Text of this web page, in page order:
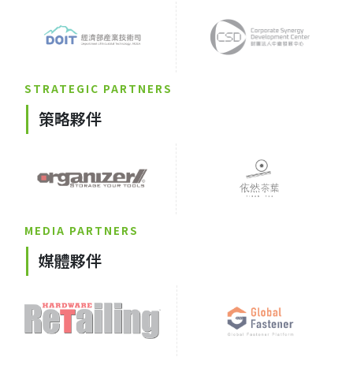
STRATEGIC PARTNERS
策略夥伴
MEDIA PARTNERS
媒體夥伴